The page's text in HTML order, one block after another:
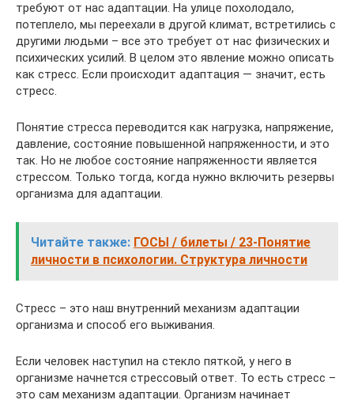
требуют от нас адаптации. На улице похолодало,
потеплело, мы переехали в другой климат, встретились с
другими людьми – все это требует от нас физических и
психических усилий. В целом это явление можно описать
как стресс. Если происходит адаптация — значит, есть
стресс.
Понятие стресса переводится как нагрузка, напряжение,
давление, состояние повышенной напряженности, и это
так. Но не любое состояние напряженности является
стрессом. Только тогда, когда нужно включить резервы
организма для адаптации.
Читайте также: ГОСЫ / билеты / 23-Понятие
личности в психологии. Структура личности
Стресс – это наш внутренний механизм адаптации
организма и способ его выживания.
Если человек наступил на стекло пяткой, у него в
организме начнется стрессовый ответ. То есть стресс –
это сам механизм адаптации. Организм начинает